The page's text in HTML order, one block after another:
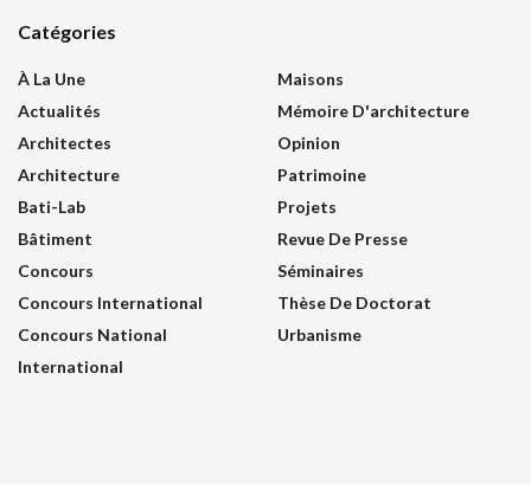
Catégories
À La Une
Actualités
Architectes
Architecture
Bati-Lab
Bâtiment
Concours
Concours International
Concours National
International
Maisons
Mémoire D'architecture
Opinion
Patrimoine
Projets
Revue De Presse
Séminaires
Thèse De Doctorat
Urbanisme